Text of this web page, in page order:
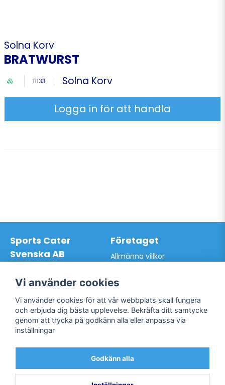
Solna Korv
BRATWURST
11133 Solna Korv
Logga in för att handla
Sports Cater
Svenska AB
Org.nr: 559024-7762
Mail:info@sportscater.se
Företaget
Allmänna villkor
Bli kund / Logga in
Support
Allmänna villkor
Kontakta oss
Facebook
Twitter
Vi använder cookies
Vi använder cookies för att vår webbplats skall fungera
och erbjuda dig bästa upplevelse. Bekräfta ditt samtycke
genom att trycka på godkänn alla eller anpassa via
inställningar
Godkänn alla